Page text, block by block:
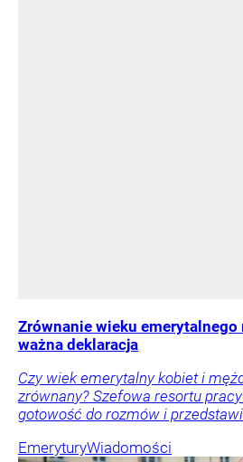
Zrównanie wieku emerytalnego
ważna deklaracja
Czy wiek emerytalny kobiet i
zrównany? Szefowa resortu
gotowość do rozmów i
EmeryturyWiadomości